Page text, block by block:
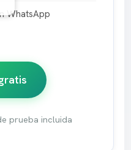
WhatsApp
prueba incluida